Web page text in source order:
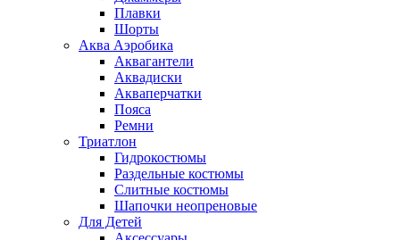
Плавки
Шорты
Аква Аэробика
Аквагантели
Аквадиски
Акваперчатки
Пояса
Ремни
Триатлон
Гидрокостюмы
Раздельные костюмы
Слитные костюмы
Шапочки неопреновые
Для Детей